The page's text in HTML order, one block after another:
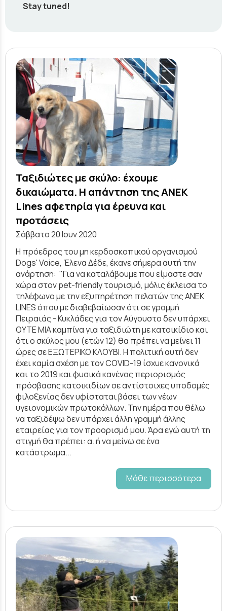
Stay tuned!
Ταξιδιώτες με σκύλο: έχουμε
δικαιώματα. Η απάντηση της ANEK
Lines αφετηρία για έρευνα και
προτάσεις
Σάββατο 20 Ιουν 2020
Η πρόεδρος του μη κερδοσκοπικού οργανισμού
Dogs' Voice, Έλενα Δέδε, έκανε σήμερα αυτή την
ανάρτηση: "Για να καταλάβουμε που είμαστε σαν
χώρα στον pet-friendly τουρισμό, μόλις έκλεισα το
τηλέφωνο με την εξυπηρέτηση πελατών της ANEK
LINES όπου με διαβεβαίωσαν ότι σε γραμμή
Πειραιάς - Κυκλάδες για τον Αύγουστο δεν υπάρχει
ΟΥΤΕ ΜΙΑ καμπίνα για ταξιδιώτη με κατοικίδιο και
ότι ο σκύλος μου (ετών 12) θα πρέπει να μείνει 11
ώρες σε ΕΞΩΤΕΡΙΚΟ ΚΛΟΥΒΙ. Η πολιτική αυτή δεν
έχει καμία σχέση με τον COVID-19 ίσχυε κανονικά
και το 2019 και φυσικά κανένας περιορισμός
πρόσβασης κατοικιδίων σε αντίστοιχες υποδομές
φιλοξενίας δεν υφίσταται βάσει των νέων
υγειονομικών πρωτοκόλλων. Την ημέρα που θέλω
να ταξιδέψω δεν υπάρχει άλλη γραμμή άλλης
εταιρείας για τον προορισμό μου. Άρα εγώ αυτή τη
στιγμή θα πρέπει: α. ή να μείνω σε ένα
κατάστρωμα...
Μάθε περισσότερα